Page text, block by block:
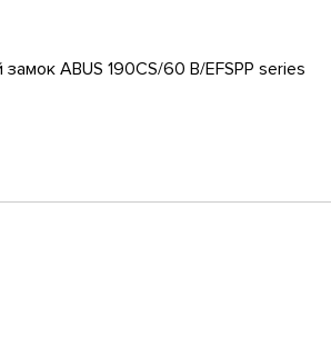
ABUS 190CS/60 B/EFSPP series